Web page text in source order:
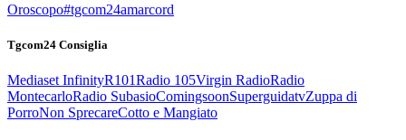
Oroscopo#tgcom24amarcord
Tgcom24 Consiglia
Mediaset InfinityR101Radio 105Virgin RadioRadio
MontecarloRadio SubasioComingsoonSuperguidatvZuppa di
PorroNon SprecareCotto e Mangiato